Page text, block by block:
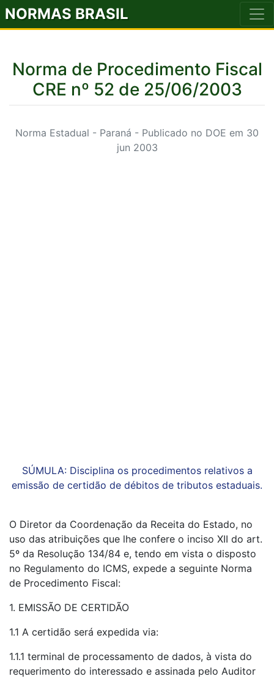
NORMAS BRASIL
Norma de Procedimento Fiscal
CRE nº 52 de 25/06/2003
Norma Estadual - Paraná - Publicado no DOE em 30
jun 2003
SÚMULA: Disciplina os procedimentos relativos a
emissão de certidão de débitos de tributos estaduais.
O Diretor da Coordenação da Receita do Estado, no
uso das atribuições que lhe confere o inciso XII do art.
5º da Resolução 134/84 e, tendo em vista o disposto
no Regulamento do ICMS, expede a seguinte Norma
de Procedimento Fiscal:
1. EMISSÃO DE CERTIDÃO
1.1 A certidão será expedida via:
1.1.1 terminal de processamento de dados, à vista do
requerimento do interessado e assinada pelo Auditor